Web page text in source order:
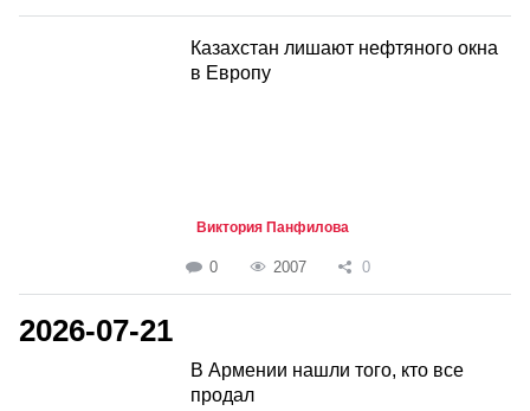
Казахстан лишают нефтяного окна
в Европу
Виктория Панфилова
0 2007 0
2026-07-21
В Армении нашли того, кто все
продал